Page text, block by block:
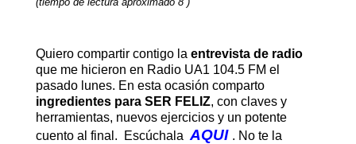
Quiero compartir contigo la entrevista de radio
que me hicieron en Radio UA1 104.5 FM el
pasado lunes. En esta ocasión comparto
ingredientes para SER FELIZ, con claves y
herramientas, nuevos ejercicios y un potente
cuento al final. Escúchala AQUI . No te la